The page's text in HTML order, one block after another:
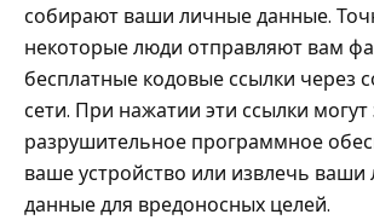
собирают ваши личные данные.
некоторые люди отправляют вам
бесплатные кодовые ссылки через
сети. При нажатии эти ссылки могут
разрушительное программное
ваше устройство или извлечь
данные для вредоносных целей.